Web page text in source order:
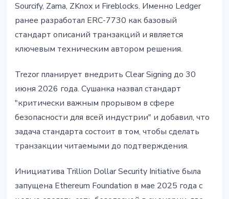
Sourcify, Zama, ZKnox и Fireblocks. Именно Ledger
ранее разработал ERC-7730 как базовый
стандарт описаний транзакций и является
ключевым техническим автором решения.
Trezor планирует внедрить Clear Signing до 30
июня 2026 года. Сушанка назвал стандарт
"критически важным прорывом в сфере
безопасности для всей индустрии" и добавил, что
задача стандарта состоит в том, чтобы сделать
транзакции читаемыми до подтверждения.
Инициатива Trillion Dollar Security Initiative была
запущена Ethereum Foundation в мае 2025 года с